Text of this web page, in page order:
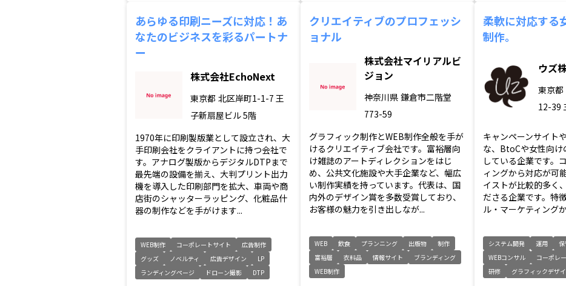
あらゆる印刷ニーズに対応！あ
なたのビジネスを彩るパートナ
ー
株式会社EchoNext
東京都 北区岸町1-1-7 王
子新扇屋ビル 5階
1970年に印刷製版業として設立され、大
手印刷会社をクライアントに持つ会社で
す。アナログ製版からデジタルDTPまで
最先端の設備を揃え、大判プリント出力
機を導入した印刷部門を拡大、車両や商
店街のシャッターラッピング、化粧品什
器の制作などを手がけます...
WEB制作 コーポレートサイト
広告制作
グッズ
ノベルティ 広告デザイン
LP
ランディングページ
ドローン撮影 DTP
クリエイティブのプロフェッシ
ョナル
株式会社マイリアルビ
ジョン
神奈川県 鎌倉市二階堂
773-59
グラフィック制作とWEB制作全般を手が
けるクリエイティブ会社です。富裕層向
け雑誌のアートディレクションをはじ
め、公共文化施設や大手企業など、幅広
い制作実績を持っています。代表は、国
内外のデザイン賞を多数受賞しており、
お客様の魅力を引き出しなが...
WEB 飲食 プランニング 出版物
制作
富裕層
衣料品 情報サイト
ブランディング
WEB制作
柔軟に対応する
制作。
ウズ
東京都
12-39
キャンペーンサイト
な、BtoCや女性向け
している企業です。
ィングから対応が可
イストが比較的多く
ださる企業です。特
ル・マーケティング
システム開発 運用
WEBコンサル
コーポレ
研修
グラフィックデザ